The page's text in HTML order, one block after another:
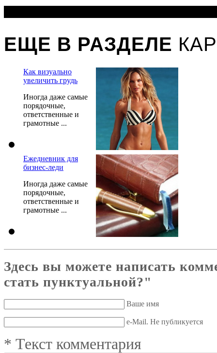
ЕЩЕ В РАЗДЕЛЕ
Как визуально
увеличить грудь
Иногда даже самые
порядочные,
ответственные и
грамотные ...
Ежедневник для
бизнес-леди
Иногда даже самые
порядочные,
ответственные и
грамотные ...
Здесь вы можете написать
стать пунктуальной?"
Ваше имя
e-Mail. Не публикуется
* Текст комментария